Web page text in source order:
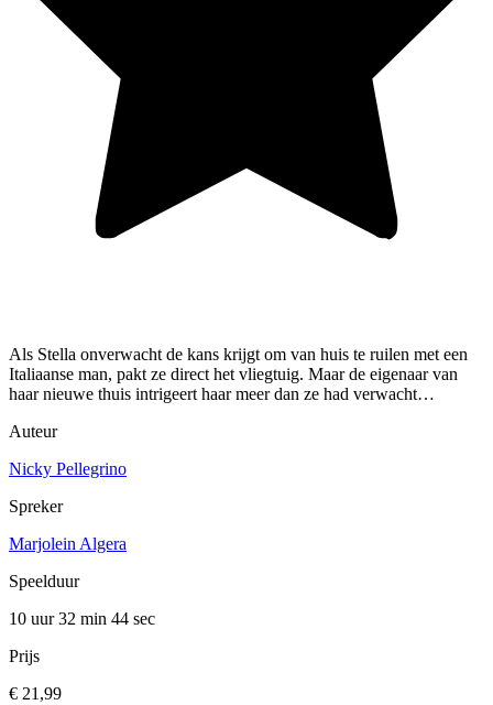
Als Stella onverwacht de kans krijgt om van huis te ruilen met een
Italiaanse man, pakt ze direct het vliegtuig. Maar de eigenaar van
haar nieuwe thuis intrigeert haar meer dan ze had verwacht…
Auteur
Nicky Pellegrino
Spreker
Marjolein Algera
Speelduur
10 uur 32 min 44 sec
Prijs
€ 21,99